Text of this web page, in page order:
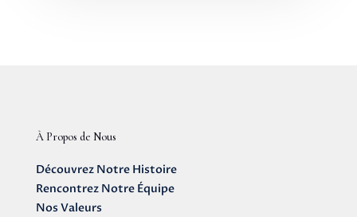
À Propos de Nous
Découvrez Notre Histoire
Rencontrez Notre Équipe
Nos Valeurs